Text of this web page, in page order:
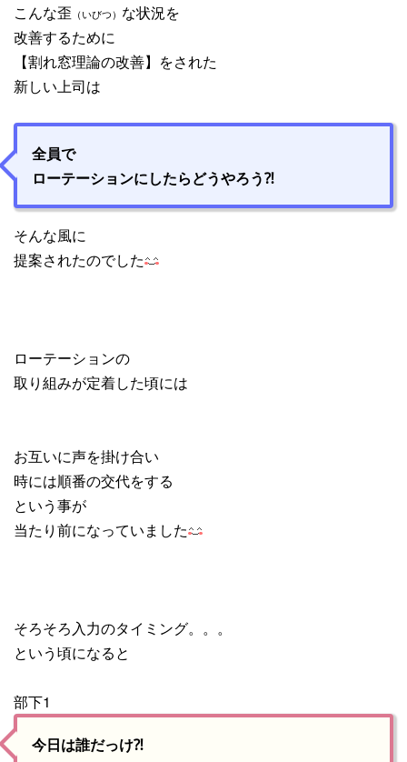
こんな歪 （いびつ） な状況を
改善するために
【割れ窓理論の改善】をされた
新しい上司は
全員で
ローテーションにしたらどうやろう⁈
そんな風に
提案されたのでした
ローテーションの
取り組みが定着した頃には
お互いに声を掛け合い
時には順番の交代をする
という事が
当たり前になっていました
そろそろ入力のタイミング。。。
という頃になると
部下1
今日は誰だっけ⁈